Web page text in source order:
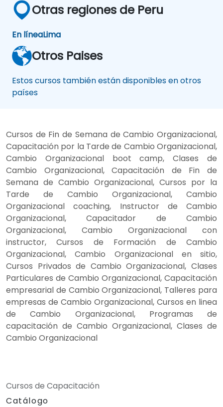
Otras regiones de Peru
En líneaLima
Otros Paises
Estos cursos también están disponibles en otros
países
Cursos de Fin de Semana de Cambio Organizacional,
Capacitación por la Tarde de Cambio Organizacional,
Cambio Organizacional boot camp, Clases de
Cambio Organizacional, Capacitación de Fin de
Semana de Cambio Organizacional, Cursos por la
Tarde de Cambio Organizacional, Cambio
Organizacional coaching, Instructor de Cambio
Organizacional, Capacitador de Cambio
Organizacional, Cambio Organizacional con
instructor, Cursos de Formación de Cambio
Organizacional, Cambio Organizacional en sitio,
Cursos Privados de Cambio Organizacional, Clases
Particulares de Cambio Organizacional, Capacitación
empresarial de Cambio Organizacional, Talleres para
empresas de Cambio Organizacional, Cursos en linea
de Cambio Organizacional, Programas de
capacitación de Cambio Organizacional, Clases de
Cambio Organizacional
Cursos de Capacitación
Catálogo